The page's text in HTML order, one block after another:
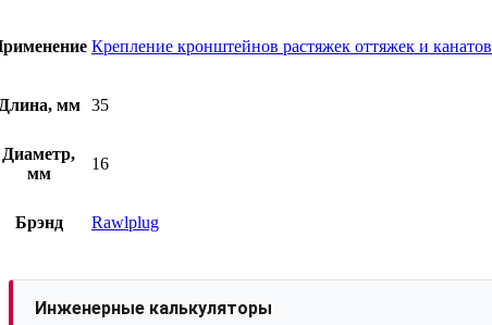
Крепление кронштейнов растяжек оттяжек и канатов
мм 35
Диаметр,
мм
16
Брэнд Rawlplug
Инженерные калькуляторы